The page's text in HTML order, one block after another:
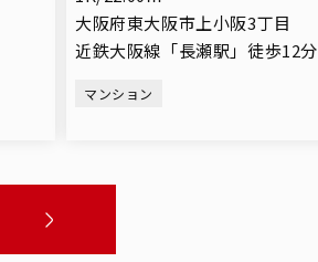
大阪府東大阪市上小阪3丁目
近鉄大阪線「長瀬駅」徒歩12分
マンション